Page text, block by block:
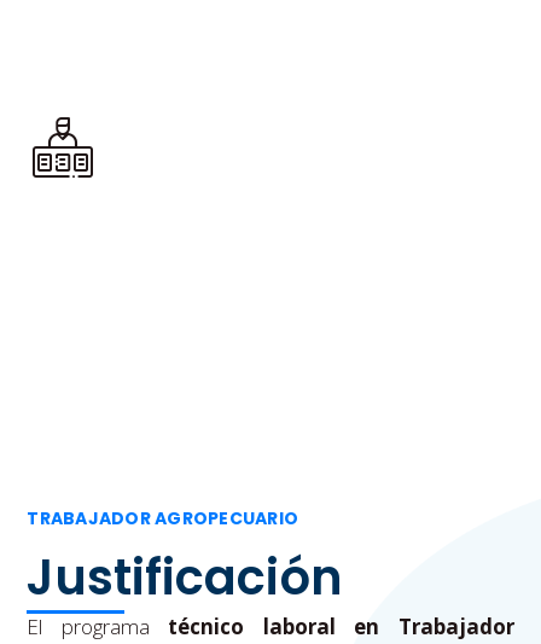
TRABAJADOR AGROPECUARIO
Justificación
El programa técnico laboral en Trabajador